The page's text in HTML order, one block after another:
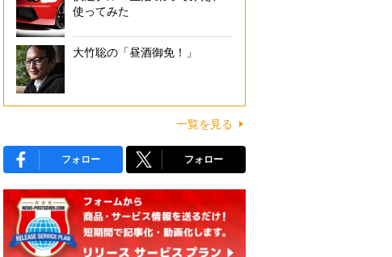
使ってみた
大竹聡の「昼酒御免！」
一覧を見る
フォロー フォロー